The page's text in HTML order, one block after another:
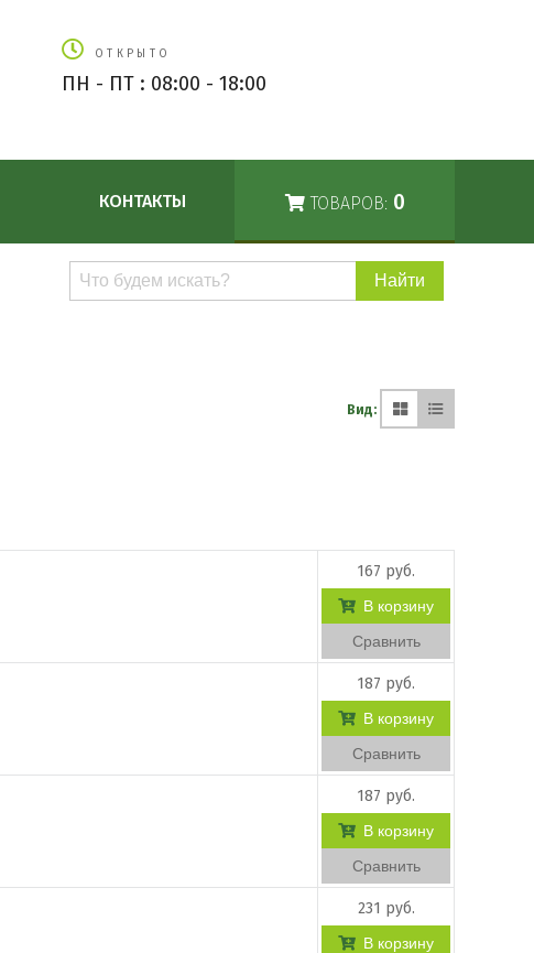
ОТКРЫТО
ПН - ПТ : 08:00 - 18:00
КОНТАКТЫ ТОВАРОВ: 0
Поиск
каталогу
Вид:
167 руб.
В корзину
Сравнить
187 руб.
В корзину
Сравнить
187 руб.
В корзину
Сравнить
231 руб.
В корзину